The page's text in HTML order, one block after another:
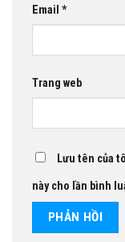
Email *
Trang web
Lưu tên của
này cho lần bình